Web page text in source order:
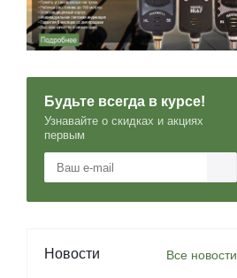
Будьте всегда в курсе!
Узнавайте о скидках и акциях
первым
Новости Все новости